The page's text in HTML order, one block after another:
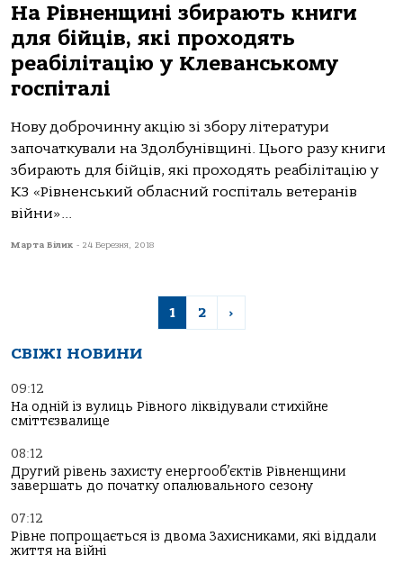
На Рівненщині збирають книги
для бійців, які проходять
реабілітацію у Клеванському
госпіталі
Нову доброчинну акцію зі збору літератури
започаткували на Здолбунівщині. Цього разу книги
збирають для бійців, які проходять реабілітацію у
КЗ «Рівненський обласний госпіталь ветеранів
війни»...
Марта Білик - 24 Березня, 2018
1 2 ›
СВІЖІ НОВИНИ
09:12
На одній із вулиць Рівного ліквідували стихійне
сміттєзвалище
08:12
Другий рівень захисту енергооб’єктів Рівненщини
завершать до початку опалювального сезону
07:12
Рівне попрощається із двома Захисниками, які віддали
життя на війні